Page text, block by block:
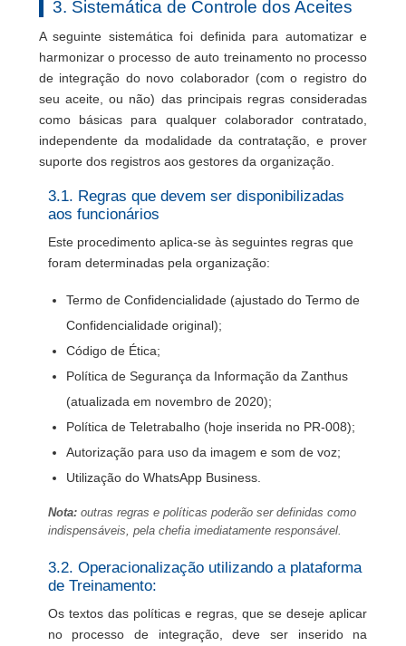
3. Sistemática de Controle dos Aceites
A seguinte sistemática foi definida para automatizar e
harmonizar o processo de auto treinamento no processo
de integração do novo colaborador (com o registro do
seu aceite, ou não) das principais regras consideradas
como básicas para qualquer colaborador contratado,
independente da modalidade da contratação, e prover
suporte dos registros aos gestores da organização.
3.1. Regras que devem ser disponibilizadas
aos funcionários
Este procedimento aplica-se às seguintes regras que
foram determinadas pela organização:
Termo de Confidencialidade (ajustado do Termo de
Confidencialidade original);
Código de Ética;
Política de Segurança da Informação da Zanthus
(atualizada em novembro de 2020);
Política de Teletrabalho (hoje inserida no PR-008);
Autorização para uso da imagem e som de voz;
Utilização do WhatsApp Business.
Nota:outras regras e políticas poderão ser definidas como
indispensáveis, pela chefia imediatamente responsável.
3.2. Operacionalização utilizando a plataforma
de Treinamento:
Os textos das políticas e regras, que se deseje aplicar
no processo de integração, deve ser inserido na